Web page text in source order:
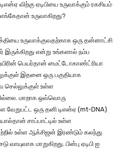
விற்கு ஏடிபியை உருவாக்கும் ரகசியம்
உருவாகிறது?
உருவாக்குவதற்காக ஒரு தன்னாட்சி
இருக்கிறது என்று உங்களால் நம்ப
பெயர்தான் மைட்டோகாண்ட்ரியா
இதனை ஒரு பகுதியாக
செல்லுக்குள் உள்ள
மாறாக ஒவ்வொரு
வேறுபட்ட ஒரு தனி டிஎன்ஏ (mt-DNA)
சாப்பாட்டில் உள்ள
உள்ள ஆக்சிஜன் இரண்டும் கலந்து
மாறுகிறது. பின்பு ஏடிபி ஐ